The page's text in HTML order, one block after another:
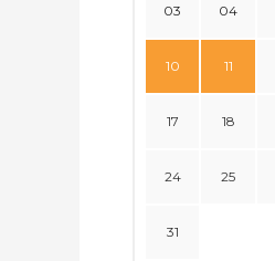
03 04
10 11
17 18
24 25
31